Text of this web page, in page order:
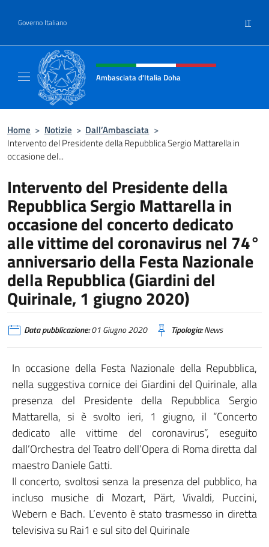
Governo Italiano IT
Intestazione sito, social e menù
Ambasciata d'Italia Doha
Home > Notizie > Dall’Ambasciata >
Intervento del Presidente della Repubblica Sergio Mattarella in
occasione del...
Intervento del Presidente della
Repubblica Sergio Mattarella in
occasione del concerto dedicato
alle vittime del coronavirus nel 74°
anniversario della Festa Nazionale
della Repubblica (Giardini del
Quirinale, 1 giugno 2020)
Data pubblicazione:01 Giugno 2020 Tipologia:News
In occasione della Festa Nazionale della Repubblica,
nella suggestiva cornice dei Giardini del Quirinale, alla
presenza del Presidente della Repubblica Sergio
Mattarella, si è svolto ieri, 1 giugno, il “Concerto
dedicato alle vittime del coronavirus”, eseguito
dall’Orchestra del Teatro dell’Opera di Roma diretta dal
maestro Daniele Gatti.
Il concerto, svoltosi senza la presenza del pubblico, ha
incluso musiche di Mozart, Pärt, Vivaldi, Puccini,
Webern e Bach. L’evento è stato trasmesso in diretta
televisiva su Rai1 e sul sito del Quirinale